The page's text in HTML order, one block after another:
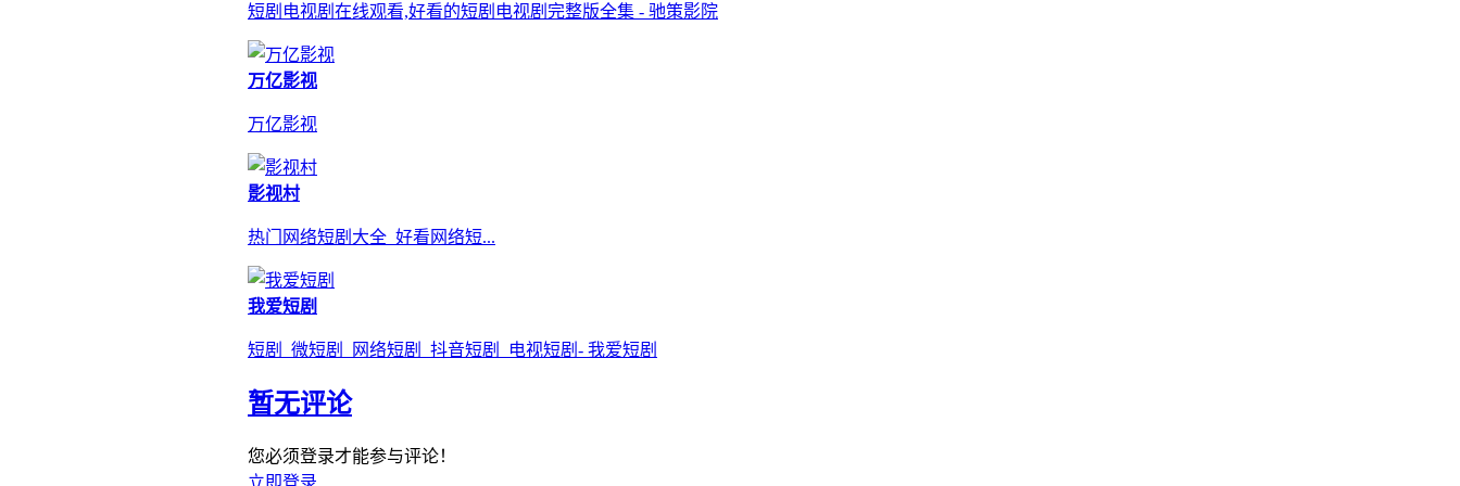
短剧电视剧在线观看,好看的短剧电视剧完整版全集 - 驰策影院
万亿影视
万亿影视
影视村
热门网络短剧大全_好看网络短...
我爱短剧
短剧_微短剧_网络短剧_抖音短剧_电视短剧- 我爱短剧
暂无评论
您必须登录才能参与评论！